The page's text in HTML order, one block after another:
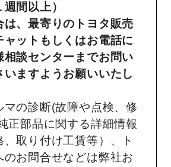
間以上）
は、最寄りのトヨタ販売
ャットもしくはお電話に
相談センターまでお問い
いますようお願いいたし
マの診断(故障や点検、修
正部品に関する詳細情報
、取り付け工賃等）、ト
のお問合せなどは弊社お